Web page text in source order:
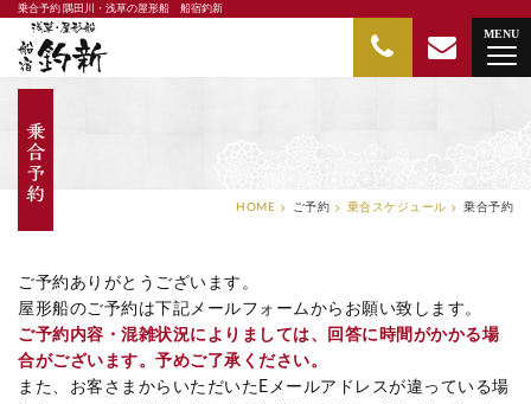
乗合予約 隅田川・浅草の屋形船 船宿釣新
MENU
隅田川・浅草の屋形船 船宿釣新
HOME ご予約 乗合スケジュール 乗合予約
ご予約ありがとうございます。
屋形船のご予約は下記メールフォームからお願い致します。
ご予約内容・混雑状況によりましては、回答に時間がかかる場
合がございます。予めご了承ください。
また、お客さまからいただいたEメールアドレスが違っている場